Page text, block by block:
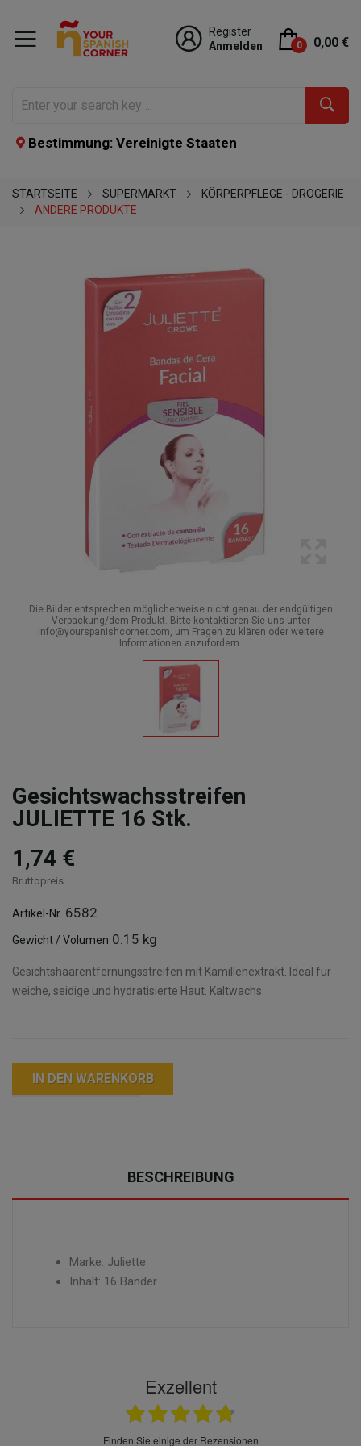
Register
Anmelden
0 0,00 €
Bestimmung: Vereinigte Staaten
STARTSEITE SUPERMARKT
KÖRPERPFLEGE - DROGERIE
ANDERE PRODUKTE
Die Bilder entsprechen möglicherweise nicht genau der endgültigen
Verpackung/dem Produkt. Bitte kontaktieren Sie uns unter
info@yourspanishcorner.com, um Fragen zu klären oder weitere
Informationen anzufordern.
Gesichtswachsstreifen
JULIETTE 16 Stk.
1,74 €
Bruttopreis
Artikel-Nr. 6582
Gewicht / Volumen 0.15 kg
Gesichtshaarentfernungsstreifen mit Kamillenextrakt. Ideal für
weiche, seidige und hydratisierte Haut. Kaltwachs.
IN DEN WARENKORB
BESCHREIBUNG
Marke: Juliette
Inhalt: 16 Bänder
Exzellent
finden Sie einige der Rezensionen